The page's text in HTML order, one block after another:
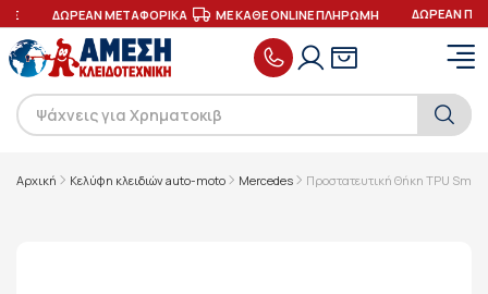
ΔΩΡΕΑΝ ΜΕΤΑΦΟΡΙΚΑ ΜΕ ΚΑΘΕ ONLINE ΠΛΗΡΩΜΗ ΔΩΡΕΑΝ
Αρχική Κελύφη κλειδιών auto-moto Mercedes Προστατευτική Θήκη TPU